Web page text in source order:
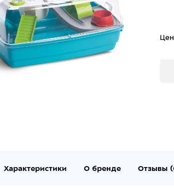
Характеристики О бренде Отзывы